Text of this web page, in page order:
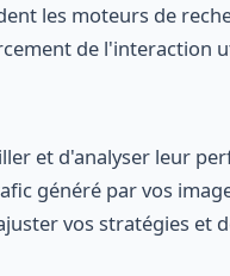
les moteurs de
de l'interaction
et d'analyser leur
généré par vos
vos stratégies et